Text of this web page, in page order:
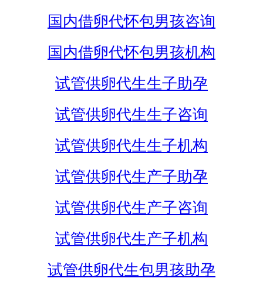
国内借卵代怀包男孩咨询
国内借卵代怀包男孩机构
试管供卵代生生子助孕
试管供卵代生生子咨询
试管供卵代生生子机构
试管供卵代生产子助孕
试管供卵代生产子咨询
试管供卵代生产子机构
试管供卵代生包男孩助孕